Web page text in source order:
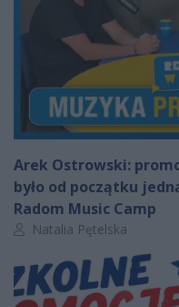
Arek Ostrowski:
było od początku
Radom Music Camp
Autor artykułu:
Natalia Pętelska